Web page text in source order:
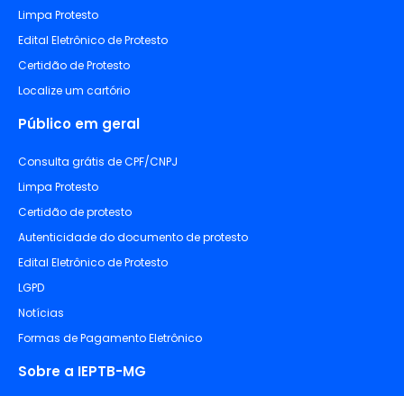
Limpa Protesto
Edital Eletrônico de Protesto
Certidão de Protesto
Localize um cartório
Público em geral
Consulta grátis de CPF/CNPJ
Limpa Protesto
Certidão de protesto
Autenticidade do documento de protesto
Edital Eletrônico de Protesto
LGPD
Notícias
Formas de Pagamento Eletrônico
Sobre a IEPTB-MG